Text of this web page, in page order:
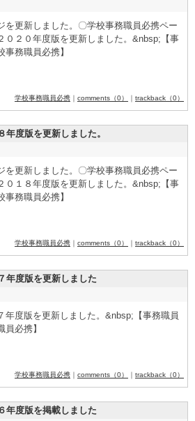
更新しました。〇学校事務職員必携ペー
０２０年度版を更新しました。&­n­b­s­p­;【事
務職員必携】
学校事務職員必携 ｜ comments（0） ｜ trackback（0）
度版を更新しました。
更新しました。〇学校事務職員必携ペー
０１８年度版を更新しました。&­n­b­s­p­;【事
務職員必携】
学校事務職員必携 ｜ comments（0） ｜ trackback（0）
年度版を更新しました
年度版を更新しました。&­n­b­s­p­;【事務職員
必携】
学校事務職員必携 ｜ comments（0） ｜ trackback（0）
年度版を掲載しました